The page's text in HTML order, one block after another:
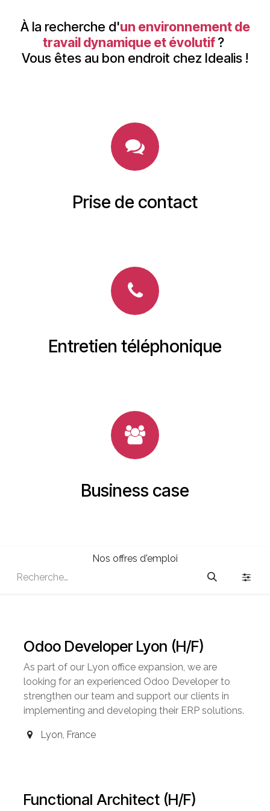
À la recherche d'un environnement de
travail dynamique et évolutif?
Vous êtes au bon endroit chez Idealis !
Prise de contact
Entretien téléphonique
Business case
Nos offres d'emploi
Odoo Developer Lyon (H/F)
As part of our Lyon office expansion, we are
looking for an experienced Odoo Developer to
strengthen our team and support our clients in
implementing and developing their ERP solutions.
Lyon, France
Functional Architect (H/F)